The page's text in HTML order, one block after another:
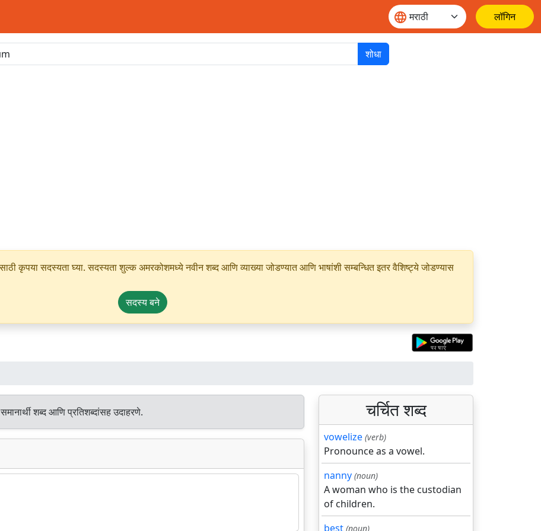
लॉगिन
शोधा
कृपया सदस्यता घ्या. सदस्यता शुल्क अमरकोशमध्ये नवीन शब्द आणि व्याख्या जोडण्यात आणि भाषांशी सम्बन्धित इतर वैशिष्ट्ये जोडण्यास
सदस्य बने
शब्द आणि प्रतिशब्दांसह उदाहरणे. चर्चित शब्द
vowelize (verb)
Pronounce as a vowel.
nanny (noun)
A woman who is the custodian
of children.
best (noun)